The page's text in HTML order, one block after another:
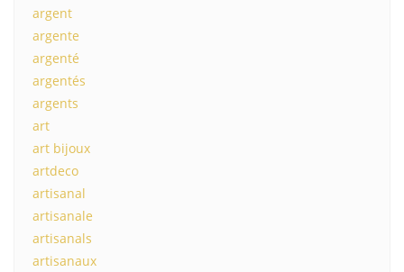
argent
argente
argenté
argentés
argents
art
art bijoux
artdeco
artisanal
artisanale
artisanals
artisanaux